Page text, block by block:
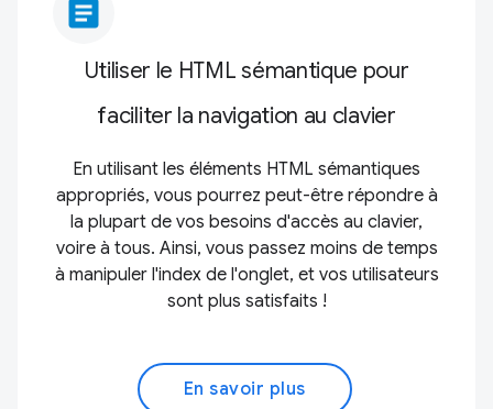
article
Utiliser le HTML sémantique pour
faciliter la navigation au clavier
En utilisant les éléments HTML sémantiques
appropriés, vous pourrez peut-être répondre à
la plupart de vos besoins d'accès au clavier,
voire à tous. Ainsi, vous passez moins de temps
à manipuler l'index de l'onglet, et vos utilisateurs
sont plus satisfaits !
En savoir plus